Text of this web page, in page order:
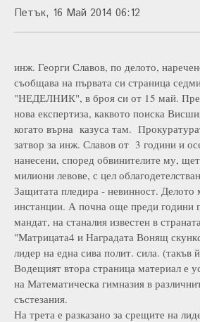
Петък, 16 Май 2014 06:12
инж. Георги Славов, по делото,
съобщава на първата си страница
"НЕДЕЛНИК", в броя си от 15 май.
нова експертиза, каквото поиска
когато върна казуса там.
затвор за инж. Славов от 3 години и
нанесени, според обвинителите му,
милиони левове, с цел
Защитата пледира - невинност. Делото
инстанции. А почна още преди години
мандат, на станалия известен в
"Матрицата4 и Наградата Вонящ
лидер на една сива полит. сила. (такъв
Водещият втора страница материал е
на Математическа гимназия в
състезания.
На трета е разказано за срещите на